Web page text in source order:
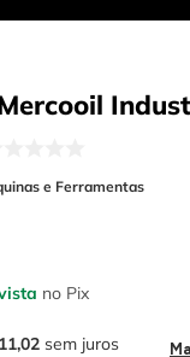
e Ferramentas
no Pix
11,02 sem juros